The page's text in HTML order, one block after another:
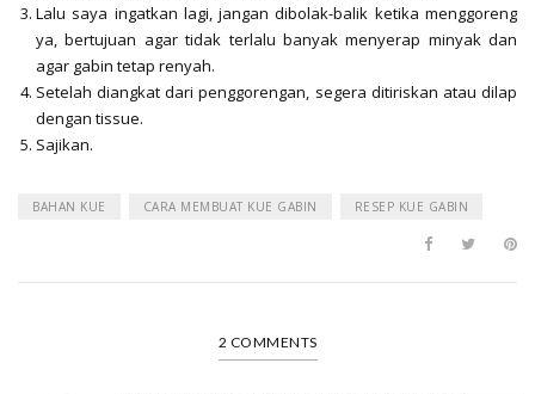
Lalu saya ingatkan lagi, jangan dibolak-balik ketika menggoreng
ya, bertujuan agar tidak terlalu banyak menyerap minyak dan
agar gabin tetap renyah.
Setelah diangkat dari penggorengan, segera ditiriskan atau dilap
dengan tissue.
Sajikan.
BAHAN KUE CARA MEMBUAT KUE GABIN RESEP KUE GABIN
2 COMMENTS